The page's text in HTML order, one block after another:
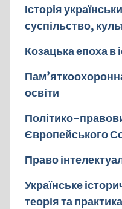
Історія
суспільство,
Козацька епоха в
освіти
Політико-
Європейського
Право
Українське
теорія та практика